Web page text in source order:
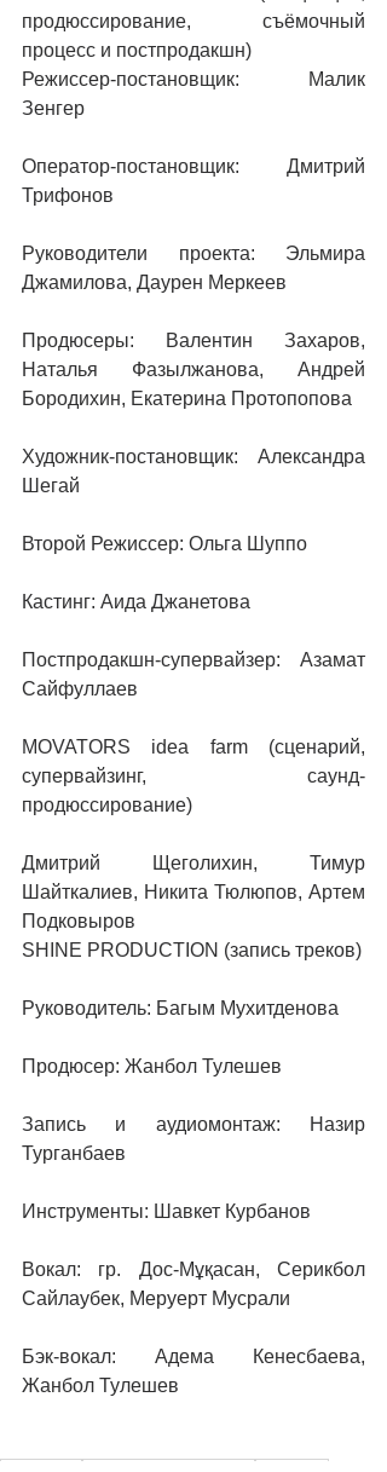
продюссирование, съёмочный
процесс и постпродакшн)
Режиссер-постановщик: Малик
Зенгер
Оператор-постановщик: Дмитрий
Трифонов
Руководители проекта: Эльмира
Джамилова, Даурен Меркеев
Продюсеры: Валентин Захаров,
Наталья Фазылжанова, Андрей
Бородихин, Екатерина Протопопова
Художник-постановщик: Александра
Шегай
Второй Режиссер: Ольга Шуппо
Кастинг: Аида Джанетова
Постпродакшн-супервайзер: Азамат
Сайфуллаев
MOVATORS idea farm (сценарий,
cупервайзинг, саунд-
продюссирование)
Дмитрий Щеголихин, Тимур
Шайткалиев, Никита Тюлюпов, Артем
Подковыров
SHINE PRODUCTION (запись треков)
Руководитель: Багым Мухитденова
Продюсер: Жанбол Тулешев
Запись и аудиомонтаж: Назир
Турганбаев
Инструменты: Шавкет Курбанов
Вокал: гр. Дос-Мұқасан, Серикбол
Сайлаубек, Меруерт Мусрали
Бэк-вокал: Адема Кенесбаева,
Жанбол Тулешев